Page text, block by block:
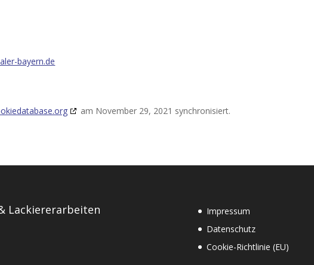
bayern.de
am November 29, 2021 synchronisiert.
Lackiererarbeiten
Impressum
Datenschutz
Cookie-Richtlinie (EU)